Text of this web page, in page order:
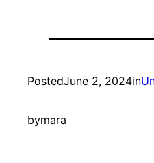
PostedJune 2, 2024in
bymara